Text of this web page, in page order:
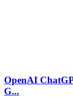
OpenAI
G...